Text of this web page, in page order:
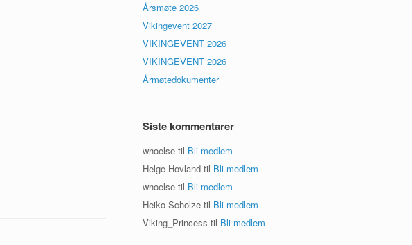
Årsmøte 2026
Vikingevent 2027
VIKINGEVENT 2026
VIKINGEVENT 2026
Årmøtedokumenter
Siste kommentarer
whoelse til Bli medlem
Helge Hovland til Bli medlem
whoelse til Bli medlem
Heiko Scholze til Bli medlem
Viking_Princess til Bli medlem